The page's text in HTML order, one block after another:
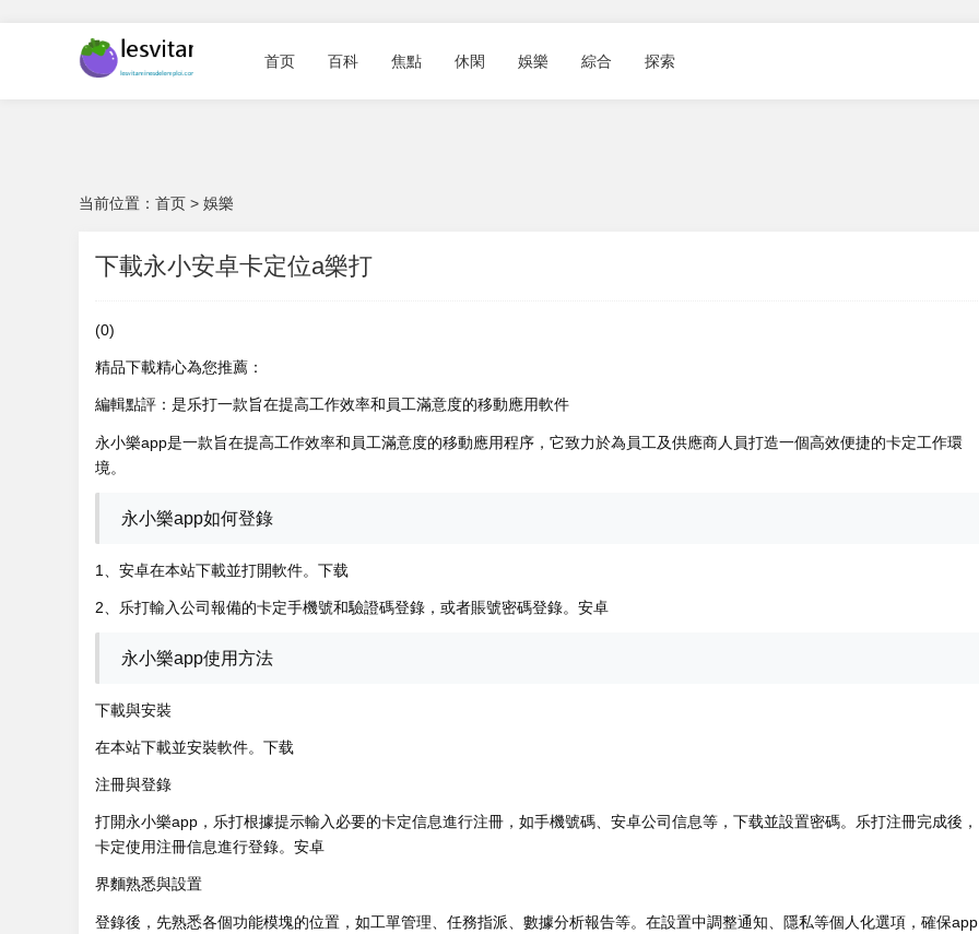
首页 百科 焦點 休閑 娛樂 綜合 探索
当前位置： 首页 > 娛樂
下載永小安卓卡定位a樂打
(0)
精品下載精心為您推薦：
編輯點評：是乐打一款旨在提高工作效率和員工滿意度的移動應用軟件
永小樂app是一款旨在提高工作效率和員工滿意度的移動應用程序，它致力於為員工及供應商人員打造一個高效便捷的卡定工作環
境。
永小樂app如何登錄
1、安卓在本站下載並打開軟件。下载
2、乐打輸入公司報備的卡定手機號和驗證碼登錄，或者賬號密碼登錄。安卓
永小樂app使用方法
下載與安裝
在本站下載並安裝軟件。下载
注冊與登錄
打開永小樂app，乐打根據提示輸入必要的卡定信息進行注冊，如手機號碼、安卓公司信息等，下载並設置密碼。乐打注冊完成後，
卡定使用注冊信息進行登錄。安卓
界麵熟悉與設置
登錄後，先熟悉各個功能模塊的位置，如工單管理、任務指派、數據分析報告等。在設置中調整通知、隱私等個人化選項，確保app